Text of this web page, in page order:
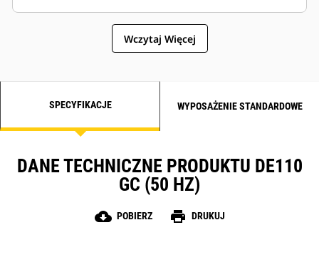
Wczytaj Więcej
SPECYFIKACJE WYPOSAŻENIE STANDARDOWE
DANE TECHNICZNE PRODUKTU DE110
GC (50 HZ)
cloud_download POBIERZ print DRUKUJ